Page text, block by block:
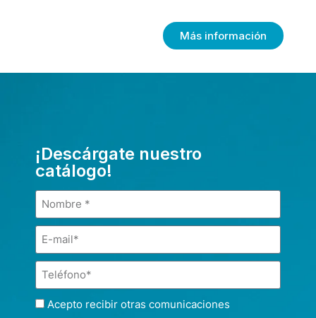
Más información
¡Descárgate nuestro
catálogo!
Acepto recibir otras comunicaciones